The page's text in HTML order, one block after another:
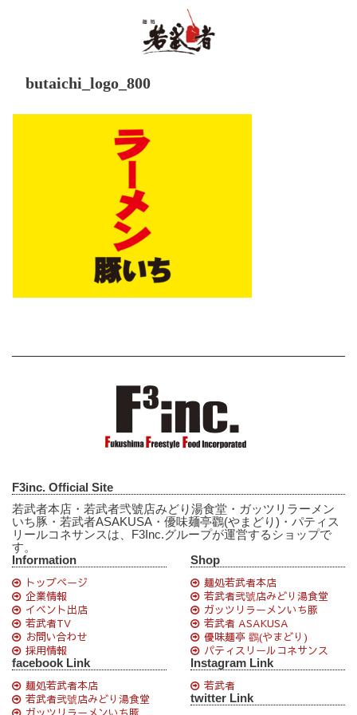
butaichi_logo_800
F3inc. Official Site
若武者本店・若武者弐號店みどり湯食堂・ガッツリラーメン
いち豚・若武者ASAKUSA・優味麺亭鸐(やまどり)・パティス
リールコネサンスは、F3Inc.グループが運営するショップで
す。
Information
トップページ
企業情報
イベント出店
若武者TV
お問い合わせ
採用情報
Shop
麺処若武者本店
若武者弐號店みどり湯食堂
ガッツリラーメンいち豚
若武者 ASAKUSA
優味麺亭 鸐(やまどり)
パティスリールコネサンス
facebook Link
麺処若武者本店
若武者弐號店みどり湯食堂
Instagram Link
若武者
twitter Link